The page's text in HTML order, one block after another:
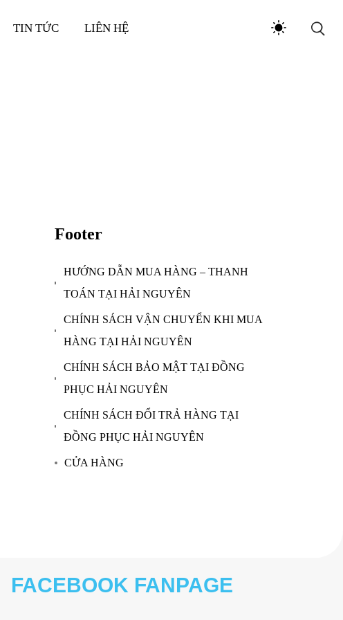
TIN TỨC LIÊN HỆ
Footer
HƯỚNG DẪN MUA HÀNG – THANH
TOÁN TẠI HẢI NGUYÊN
CHÍNH SÁCH VẬN CHUYỂN KHI MUA
HÀNG TẠI HẢI NGUYÊN
CHÍNH SÁCH BẢO MẬT TẠI ĐỒNG
PHỤC HẢI NGUYÊN
CHÍNH SÁCH ĐỔI TRẢ HÀNG TẠI
ĐỒNG PHỤC HẢI NGUYÊN
CỬA HÀNG
FACEBOOK FANPAGE